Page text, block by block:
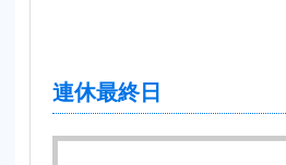
連休最終日